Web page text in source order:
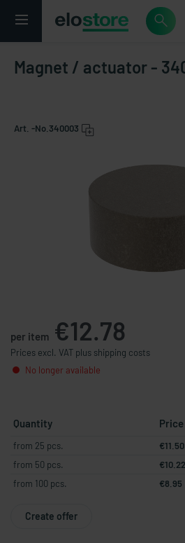
Magnet / actuator -
Art. -No. 340003
per item €12.78
Prices excl. VAT plus shipping costs
No longer available
Quantity Price
from 25 pcs. €11.50
from 50 pcs.
€10.22
from 100 pcs.
€8.95
Create offer